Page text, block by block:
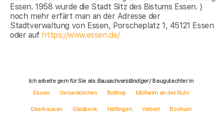
Essen. 1958 wurde die Stadt Sitz des Bistums Essen. )
noch mehr erfärt man an der Adresse der
Stadtverwaltung von Essen, Porscheplatz 1, 45121 Essen
oder auf https://www.essen.de/
Ich arbeite gern für Sie als Bausachverständiger/ Baugutachter in
Essen
Gelsenkirchen Bottrop Mülheim an der Ruhr
Oberhausen Gladbeck Hattingen Velbert Bochum